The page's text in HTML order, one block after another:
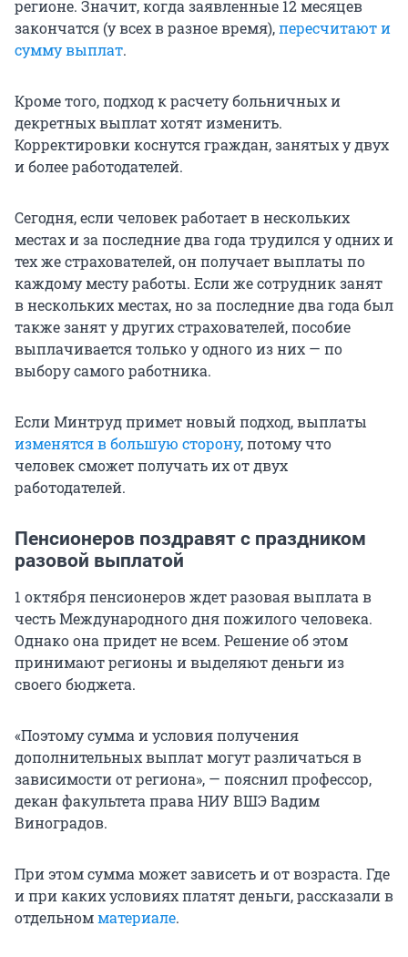
регионе. Значит, когда заявленные 12 месяцев
закончатся (у всех в разное время),пересчитают и
сумму выплат.
Кроме того, подход к расчету больничных и
декретных выплат хотят изменить.
Корректировки коснутся граждан, занятых у двух
и более работодателей.
Сегодня, если человек работает в нескольких
местах и за последние два года трудился у одних и
тех же страхователей, он получает выплаты по
каждому месту работы. Если же сотрудник занят
в нескольких местах, но за последние два года был
также занят у других страхователей, пособие
выплачивается только у одного из них — по
выбору самого работника.
Если Минтруд примет новый подход, выплаты
изменятся в большую сторону, потому что
человек сможет получать их от двух
работодателей.
Пенсионеров поздравят с праздником
разовой выплатой
1 октября пенсионеров ждет разовая выплата в
честь Международного дня пожилого человека.
Однако она придет не всем. Решение об этом
принимают регионы и выделяют деньги из
своего бюджета.
«Поэтому сумма и условия получения
дополнительных выплат могут различаться в
зависимости от региона», — пояснил профессор,
декан факультета права НИУ ВШЭ Вадим
Виноградов.
При этом сумма может зависеть и от возраста. Где
и при каких условиях платят деньги, рассказали в
отдельномматериале.